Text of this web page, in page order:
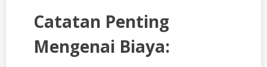
Catatan Penting
Mengenai Biaya: